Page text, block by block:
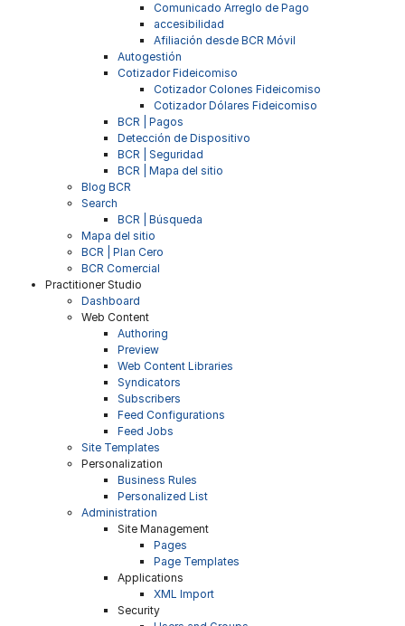
Comunicado Arreglo de Pago
accesibilidad
Afiliación desde BCR Móvil
Autogestión
Cotizador Fideicomiso
Cotizador Colones Fideicomiso
Cotizador Dólares Fideicomiso
BCR | Pagos
Detección de Dispositivo
BCR | Seguridad
BCR | Mapa del sitio
Blog BCR
Search
BCR | Búsqueda
Mapa del sitio
BCR | Plan Cero
BCR Comercial
Practitioner Studio
Dashboard
Web Content
Authoring
Preview
Web Content Libraries
Syndicators
Subscribers
Feed Configurations
Feed Jobs
Site Templates
Personalization
Business Rules
Personalized List
Administration
Site Management
Pages
Page Templates
Applications
XML Import
Security